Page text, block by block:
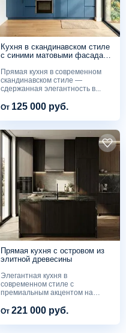
Кухня в скандинавском стиле
с синими матовыми фасадами
Прямая кухня в современном
скандинавском стиле —
сдержанная элегантность в...
От 125 000 руб.
Прямая кухня с островом из
элитной древесины
Элегантная кухня в
современном стиле с
премиальным акцентом на
От 221 000 руб.